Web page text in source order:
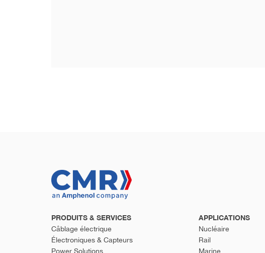
PRODUITS & SERVICES
Câblage électrique
Électroniques & Capteurs
Power Solutions
APPLICATIONS
Nucléaire
Rail
Marine